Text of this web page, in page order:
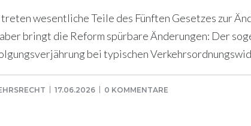
treten wesentliche Teile des Fünften Gesetzes zur
bringt die Reform spürbare Änderungen: Der
bei typischen
17.06.2026 0 KOMMENTARE